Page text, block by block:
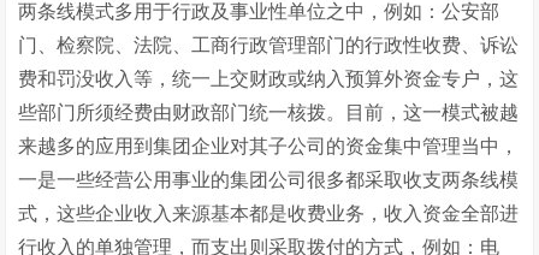
两条线模式多用于行政及事业性单位之中，例如：公安部
门、检察院、法院、工商行政管理部门的行政性收费、诉讼
费和罚没收入等，统一上交财政或纳入预算外资金专户，这
些部门所须经费由财政部门统一核拨。目前，这一模式被越
来越多的应用到集团企业对其子公司的资金集中管理当中，
一是一些经营公用事业的集团公司很多都采取收支两条线模
式，这些企业收入来源基本都是收费业务，收入资金全部进
行收入的单独管理，而支出则采取拨付的方式，例如：电